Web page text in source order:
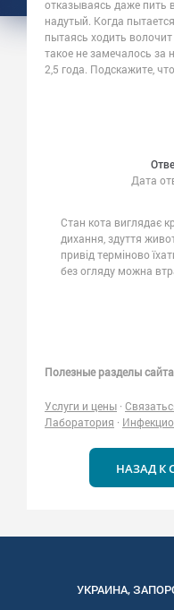
отказываясь даже пить
надутый. Когда
пытаясь ходить
такое не замечалось за
2,5 года. Подскажите,
Дата
Стан кота виглядає
дихання, здуття
привід терміново
без огляду можна
Полезные разделы
Услуги и цены ·
Лаборатория ·
НАЗАД К
УКРАИНА,